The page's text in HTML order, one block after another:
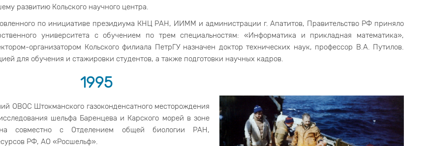
развитию Кольского научного центра.
по инициативе президиума КНЦ РАН, ИИММ и администрации г. Апатитов, Правительство РФ приняло
университета с обучением по трем специальностям: «Информатика и прикладная математика»,
организатором Кольского филиала ПетрГУ назначен доктор технических наук, профессор В.А. Путилов.
для обучения и стажировки студентов, а также подготовки научных кадров.
1995
ОВОС Штокманского газоконденсатного месторождения
шельфа Баренцева и Карского морей в зоне
совместно с Отделением общей биологии РАН,
РФ, АО «Росшельф».